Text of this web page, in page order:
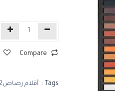
Compare
Tags : أقلام رصاص2